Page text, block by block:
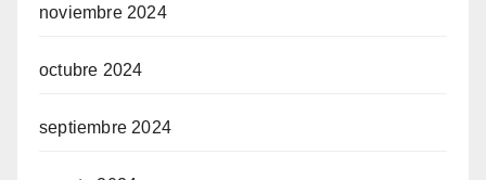
noviembre 2024
octubre 2024
septiembre 2024